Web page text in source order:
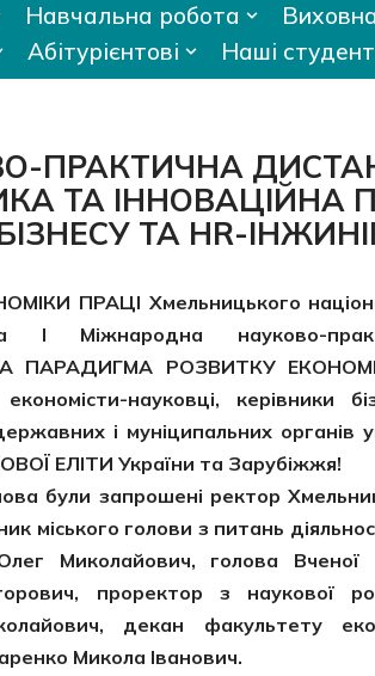
Навчальна робота
Абітурієнтові Наші
ПРАКТИЧНА
ТА ІННОВАЦІЙНА
ТА HR-
ПРАЦІ Хмельницького
Міжнародна науково-
ПАРАДИГМА РОЗВИТКУ
науковці, керівники
і муніципальних органів
ЕЛІТИ України та Зарубіжжя!
були запрошені ректор
міського голови з питань
Миколайович, голова Вченої
проректор з наукової
декан факультету
Микола Іванович.